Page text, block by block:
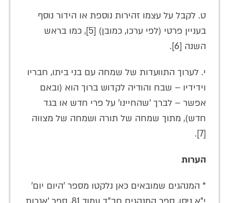
ט. לקבל על עצמו זהירות נוספת או הידור נוסף
בעניין פרטי (לפי ערכו, כמובן) [5], כמו בראש
השנה [6].
י. לערוך התוועדות של שמחה עם בני ביתו, חבריו
וידידיו – שבח והודיה לקדוש ברוך הוא (ובאם
אפשר – לברך 'שהחיינו' על פרי חדש או בגד
חדש), מתוך שמחה של תורה ושמחה של מצווה
[7].
הערות
* המנהגים שמובאים כאן נלקטו מספר 'היום יום'